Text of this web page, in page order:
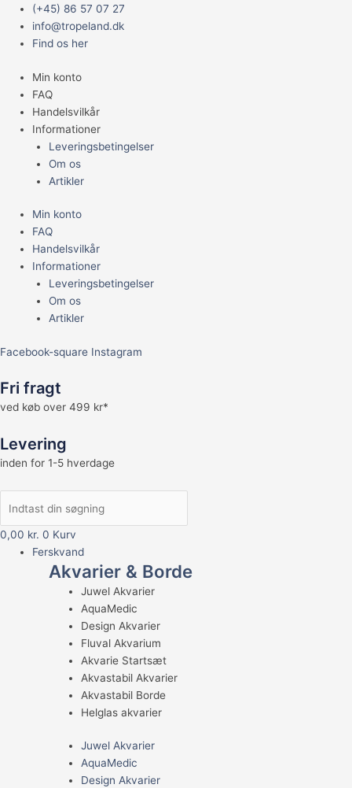
indholdet
(+45) 86 57 07 27
info@tropeland.dk
Find os her
Min konto
FAQ
Handelsvilkår
Informationer
Leveringsbetingelser
Om os
Artikler
Min konto
FAQ
Handelsvilkår
Informationer
Leveringsbetingelser
Om os
Artikler
Facebook-square Instagram
Fri fragt
ved køb over 499 kr*
Levering
inden for 1-5 hverdage
0,00 kr. 0 Kurv
Main
Menu
Ferskvand
Akvarier & Borde
Juwel Akvarier
AquaMedic
Design Akvarier
Fluval Akvarium
Akvarie Startsæt
Akvastabil Akvarier
Akvastabil Borde
Helglas akvarier
Juwel Akvarier
AquaMedic
Design Akvarier